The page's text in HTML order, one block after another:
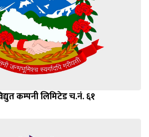
कम्पनी लिमिटेड च.नं. ६१